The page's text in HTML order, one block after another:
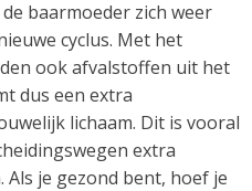
baarmoeder zich weer
cyclus. Met het
ook afvalstoffen uit het
dus een extra
lichaam. Dit is vooral
extra
je gezond bent, hoef je